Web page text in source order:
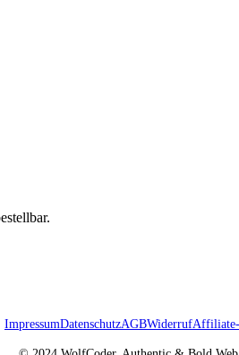
ImpressumDatenschutzAGBWiderruf